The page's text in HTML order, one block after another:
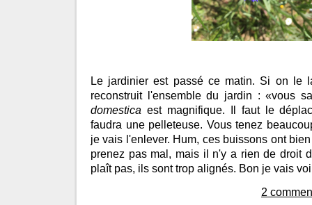
Le jardinier est passé ce matin. Si on le
reconstruit l'ensemble du jardin : «vous
domestica est magnifique. Il faut le
faudra une pelleteuse. Vous tenez
je vais l'enlever. Hum, ces buissons ont
prenez pas mal, mais il n'y a rien de droit
plaît pas, ils sont trop alignés. Bon je vais
2